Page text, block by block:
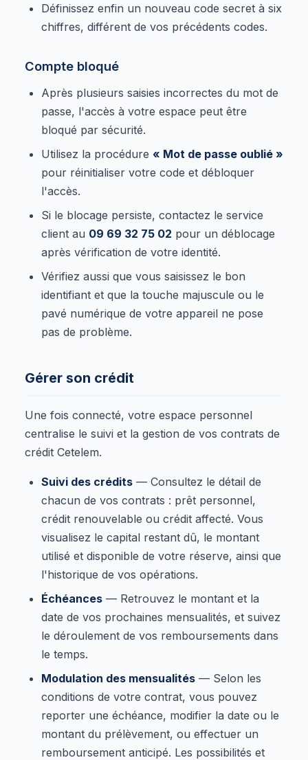
Définissez enfin un nouveau code secret à six
chiffres, différent de vos précédents codes.
Compte bloqué
Après plusieurs saisies incorrectes du mot de
passe, l'accès à votre espace peut être
bloqué par sécurité.
Utilisez la procédure « Mot de passe oublié »
pour réinitialiser votre code et débloquer
l'accès.
Si le blocage persiste, contactez le service
client au 09 69 32 75 02 pour un déblocage
après vérification de votre identité.
Vérifiez aussi que vous saisissez le bon
identifiant et que la touche majuscule ou le
pavé numérique de votre appareil ne pose
pas de problème.
Gérer son crédit
Une fois connecté, votre espace personnel
centralise le suivi et la gestion de vos contrats de
crédit Cetelem.
Suivi des crédits — Consultez le détail de
chacun de vos contrats : prêt personnel,
crédit renouvelable ou crédit affecté. Vous
visualisez le capital restant dû, le montant
utilisé et disponible de votre réserve, ainsi que
l'historique de vos opérations.
Échéances — Retrouvez le montant et la
date de vos prochaines mensualités, et suivez
le déroulement de vos remboursements dans
le temps.
Modulation des mensualités — Selon les
conditions de votre contrat, vous pouvez
reporter une échéance, modifier la date ou le
montant du prélèvement, ou effectuer un
remboursement anticipé. Les possibilités et